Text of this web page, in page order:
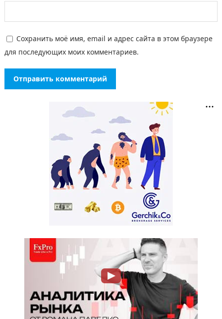
Сохранить моё имя, email и адрес сайта в этом браузере
для последующих моих комментариев.